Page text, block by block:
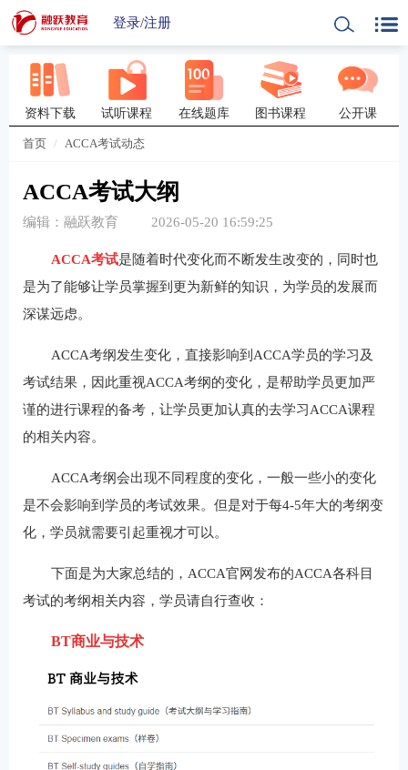
登录/注册
资料下载 试听课程 在线题库 图书课程 公开课
首页 ACCA考试动态
ACCA考试大纲
编辑：融跃教育 2026-05-20 16:59:25
ACCA考试是随着时代变化而不断发生改变的，同时也
是为了能够让学员掌握到更为新鲜的知识，为学员的发展而
深谋远虑。
ACCA考纲发生变化，直接影响到ACCA学员的学习及
考试结果，因此重视ACCA考纲的变化，是帮助学员更加严
谨的进行课程的备考，让学员更加认真的去学习ACCA课程
的相关内容。
ACCA考纲会出现不同程度的变化，一般一些小的变化
是不会影响到学员的考试效果。但是对于每4-5年大的考纲变
化，学员就需要引起重视才可以。
下面是为大家总结的，ACCA官网发布的ACCA各科目
考试的考纲相关内容，学员请自行查收：
BT商业与技术